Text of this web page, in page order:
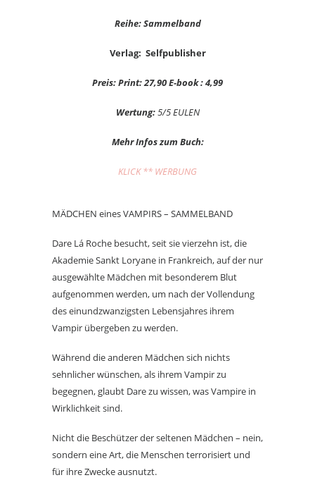
Reihe: Sammelband
Verlag: Selfpublisher
Preis: Print: 27,90 E-book : 4,99
Wertung:5/5 EULEN
Mehr Infos zum Buch:
KLICK ** WERBUNG
MÄDCHEN eines VAMPIRS – SAMMELBAND
Dare Lá Roche besucht, seit sie vierzehn ist, die
Akademie Sankt Loryane in Frankreich, auf der nur
ausgewählte Mädchen mit besonderem Blut
aufgenommen werden, um nach der Vollendung
des einundzwanzigsten Lebensjahres ihrem
Vampir übergeben zu werden.
Während die anderen Mädchen sich nichts
sehnlicher wünschen, als ihrem Vampir zu
begegnen, glaubt Dare zu wissen, was Vampire in
Wirklichkeit sind.
Nicht die Beschützer der seltenen Mädchen – nein,
sondern eine Art, die Menschen terrorisiert und
für ihre Zwecke ausnutzt.